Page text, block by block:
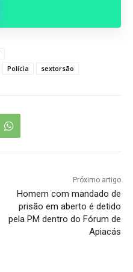
Polícia sextorsão
Próximo artigo
Homem com mandado de
prisão em aberto é detido
pela PM dentro do Fórum de
Apiacás